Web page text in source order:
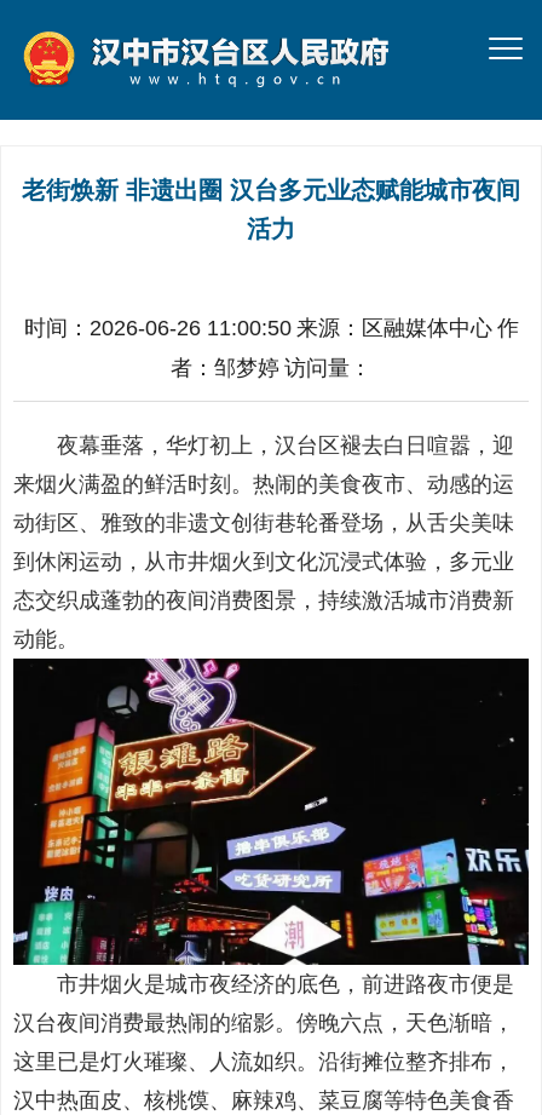
老街焕新 非遗出圈 汉台多元业态赋能城市夜间
活力
时间：2026-06-26 11:00:50 来源： 区融媒体中心 作
者： 邹梦婷 访问量：
夜幕垂落，华灯初上，汉台区褪去白日喧嚣，迎
来烟火满盈的鲜活时刻。热闹的美食夜市、动感的运
动街区、雅致的非遗文创街巷轮番登场，从舌尖美味
到休闲运动，从市井烟火到文化沉浸式体验，多元业
态交织成蓬勃的夜间消费图景，持续激活城市消费新
动能。
市井烟火是城市夜经济的底色，前进路夜市便是
汉台夜间消费最热闹的缩影。傍晚六点，天色渐暗，
这里已是灯火璀璨、人流如织。沿街摊位整齐排布，
汉中热面皮、核桃馍、麻辣鸡、菜豆腐等特色美食香